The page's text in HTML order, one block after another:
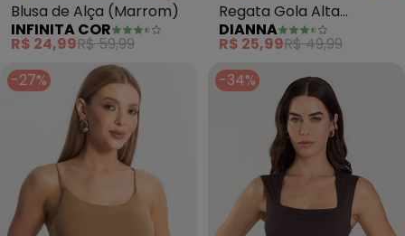
Blusa de Alça (Marrom)
INFINITA COR
R$ 24,99R$ 59,99
Regata Gola Alta
Feminina (Marrom)
DIANNA
R$ 25,99R$ 49,99
-27%
-34%